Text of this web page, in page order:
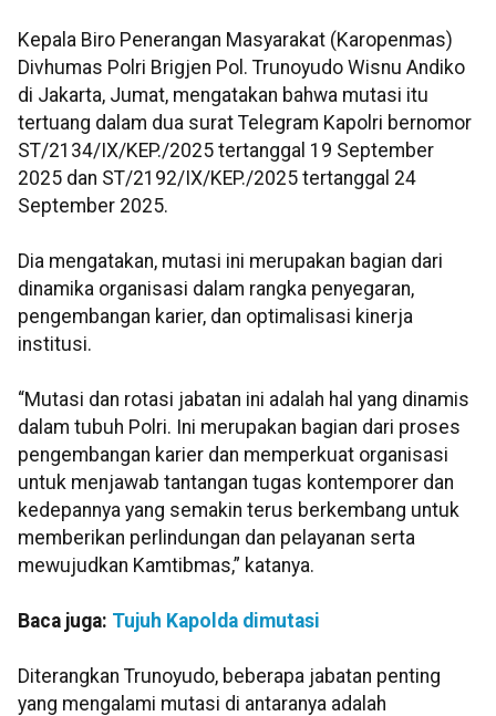
Kepala Biro Penerangan Masyarakat (Karopenmas)
Divhumas Polri Brigjen Pol. Trunoyudo Wisnu Andiko
di Jakarta, Jumat, mengatakan bahwa mutasi itu
tertuang dalam dua surat Telegram Kapolri bernomor
ST/2134/IX/KEP./2025 tertanggal 19 September
2025 dan ST/2192/IX/KEP./2025 tertanggal 24
September 2025.
Dia mengatakan, mutasi ini merupakan bagian dari
dinamika organisasi dalam rangka penyegaran,
pengembangan karier, dan optimalisasi kinerja
institusi.
“Mutasi dan rotasi jabatan ini adalah hal yang dinamis
dalam tubuh Polri. Ini merupakan bagian dari proses
pengembangan karier dan memperkuat organisasi
untuk menjawab tantangan tugas kontemporer dan
kedepannya yang semakin terus berkembang untuk
memberikan perlindungan dan pelayanan serta
mewujudkan Kamtibmas,” katanya.
Baca juga: Tujuh Kapolda dimutasi
Diterangkan Trunoyudo, beberapa jabatan penting
yang mengalami mutasi di antaranya adalah